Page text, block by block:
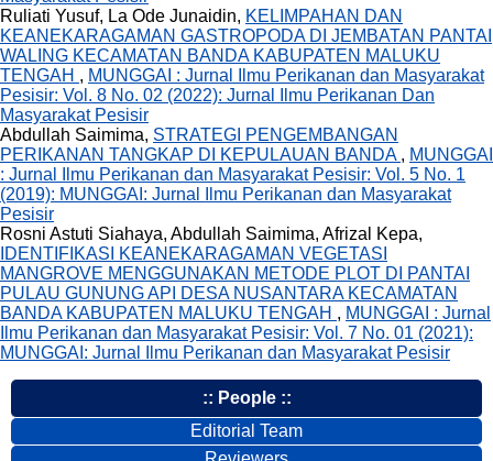
Ruliati Yusuf, La Ode Junaidin, KELIMPAHAN DAN
KEANEKARAGAMAN GASTROPODA DI JEMBATAN PANTAI
WALING KECAMATAN BANDA KABUPATEN MALUKU
TENGAH , MUNGGAI : Jurnal Ilmu Perikanan dan Masyarakat
Pesisir: Vol. 8 No. 02 (2022): Jurnal Ilmu Perikanan Dan
Masyarakat Pesisir
Abdullah Saimima, STRATEGI PENGEMBANGAN
PERIKANAN TANGKAP DI KEPULAUAN BANDA , MUNGGAI
: Jurnal Ilmu Perikanan dan Masyarakat Pesisir: Vol. 5 No. 1
(2019): MUNGGAI: Jurnal Ilmu Perikanan dan Masyarakat
Pesisir
Rosni Astuti Siahaya, Abdullah Saimima, Afrizal Kepa,
IDENTIFIKASI KEANEKARAGAMAN VEGETASI
MANGROVE MENGGUNAKAN METODE PLOT DI PANTAI
PULAU GUNUNG API DESA NUSANTARA KECAMATAN
BANDA KABUPATEN MALUKU TENGAH , MUNGGAI : Jurnal
Ilmu Perikanan dan Masyarakat Pesisir: Vol. 7 No. 01 (2021):
MUNGGAI: Jurnal Ilmu Perikanan dan Masyarakat Pesisir
:: People ::
Editorial Team